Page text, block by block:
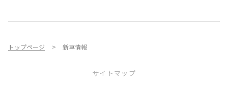
トップページ 新車情報
サイトマップ